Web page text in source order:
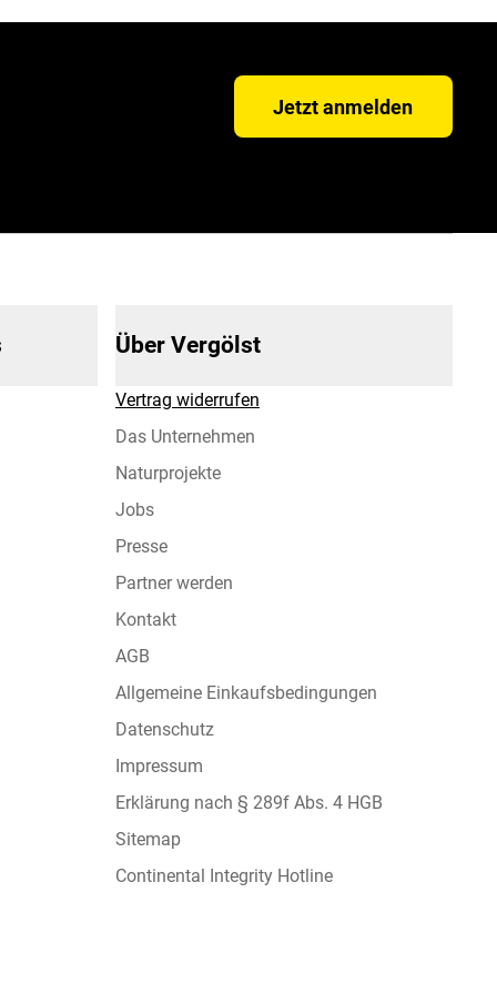
Jetzt anmelden
Über Vergölst
Vertrag widerrufen
Das Unternehmen
Naturprojekte
Jobs
Presse
Partner werden
Kontakt
AGB
Allgemeine Einkaufsbedingungen
Datenschutz
Impressum
Erklärung nach § 289f Abs. 4 HGB
Sitemap
Continental Integrity Hotline